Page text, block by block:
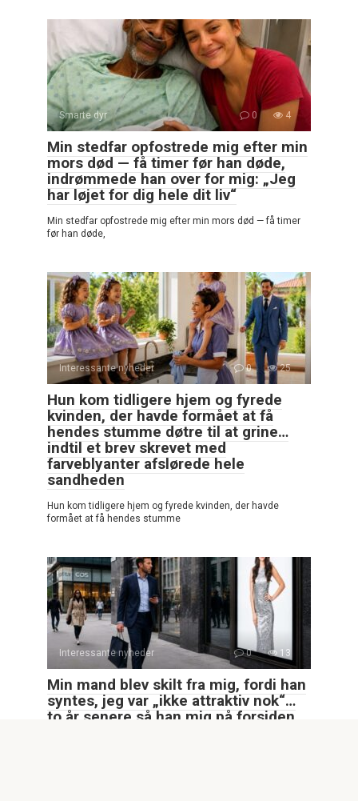
Smarte dyr 0 4
Min stedfar opfostrede mig efter min
mors død — få timer før han døde,
indrømmede han over for mig: „Jeg
har løjet for dig hele dit liv“
Min stedfar opfostrede mig efter min mors død — få timer
før han døde,
Interessante nyheder 0 25
Hun kom tidligere hjem og fyrede
kvinden, der havde formået at få
hendes stumme døtre til at grine…
indtil et brev skrevet med
farveblyanter afslørede hele
sandheden
Hun kom tidligere hjem og fyrede kvinden, der havde
formået at få hendes stumme
Interessante nyheder 0 13
Min mand blev skilt fra mig, fordi han
syntes, jeg var „ikke attraktiv nok“…
to år senere så han mig på forsiden